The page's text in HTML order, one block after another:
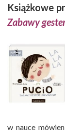
Książkowe
Zabawy
w nauce